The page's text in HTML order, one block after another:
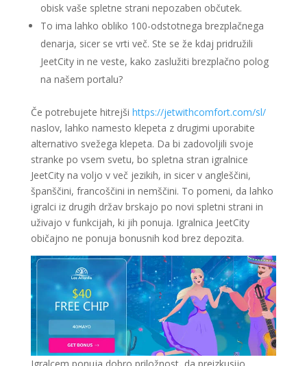
obisk vaše spletne strani nepozaben občutek.
To ima lahko obliko 100-odstotnega brezplačnega
denarja, sicer se vrti več. Ste se že kdaj pridružili
JeetCity in ne veste, kako zaslužiti brezplačno polog
na našem portalu?
Če potrebujete hitrejši https://jetwithcomfort.com/sl/
naslov, lahko namesto klepeta z drugimi uporabite
alternativo svežega klepeta. Da bi zadovoljili svoje
stranke po vsem svetu, bo spletna stran igralnice
JeetCity na voljo v več jezikih, in sicer v angleščini,
španščini, francoščini in nemščini. To pomeni, da lahko
igralci iz drugih držav brskajo po novi spletni strani in
uživajo v funkcijah, ki jih ponuja. Igralnica JeetCity
običajno ne ponuja bonusnih kod brez depozita.